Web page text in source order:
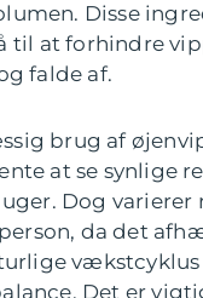
Disse
til at forhindre
falde af.
brug af
at se synlige
Dog varierer
da det
vækstcyklus
Det er